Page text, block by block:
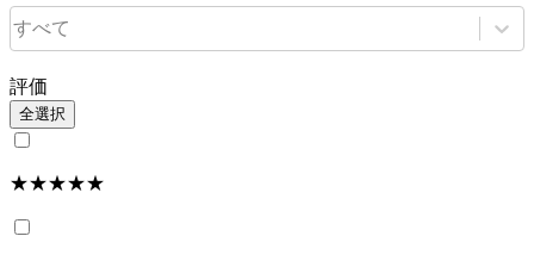
すべて
評価
全選択
★★★★★